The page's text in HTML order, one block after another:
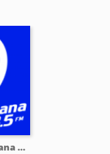
Rádio Metropolitana 98.5 FM